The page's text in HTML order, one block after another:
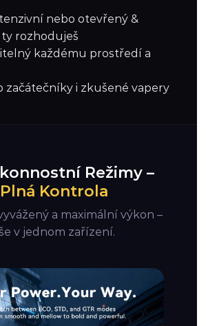
nebo otevřený &
rozhoduješ
každému prostředí a
začátečníky i zkušené vapery
Režimy –
Plná Kontrola
a maximální výkon –
v jednom zařízení.